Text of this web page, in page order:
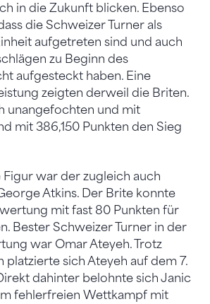
in die Zukunft blicken. Ebenso
die Schweizer Turner als
aufgetreten sind und auch
zu Beginn des
aufgesteckt haben. Eine
zeigten derweil die Briten.
unangefochten und mit
mit 386,150 Punkten den Sieg
Figur war der zugleich auch
Atkins. Der Brite konnte
mit fast 80 Punkten für
Bester Schweizer Turner in der
war Omar Ateyeh. Trotz
platzierte sich Ateyeh auf dem 7.
dahinter belohnte sich Janic
fehlerfreien Wettkampf mit